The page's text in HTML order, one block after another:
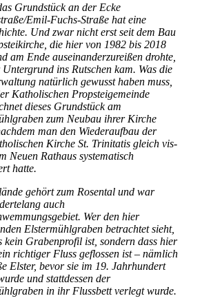
Grundstück an der Ecke
Emil-Fuchs-Straße hat eine
Und zwar nicht erst seit dem Bau
die hier von 1982 bis 2018
am Ende auseinanderzureißen drohte,
ins Rutschen kam. Was die
natürlich gewusst haben muss,
Katholischen Propsteigemeinde
dieses Grundstück am
zum Neubau ihrer Kirche
man den Wiederaufbau der
Kirche St. Trinitatis gleich vis-
Neuen Rathaus systematisch
hatte.
gehört zum Rosental und war
auch
Wer den hier
Elstermühlgraben betrachtet sieht,
kein Grabenprofil ist, sondern dass hier
richtiger Fluss geflossen ist – nämlich
Elster, bevor sie im 19. Jahrhundert
und stattdessen der
in ihr Flussbett verlegt wurde.